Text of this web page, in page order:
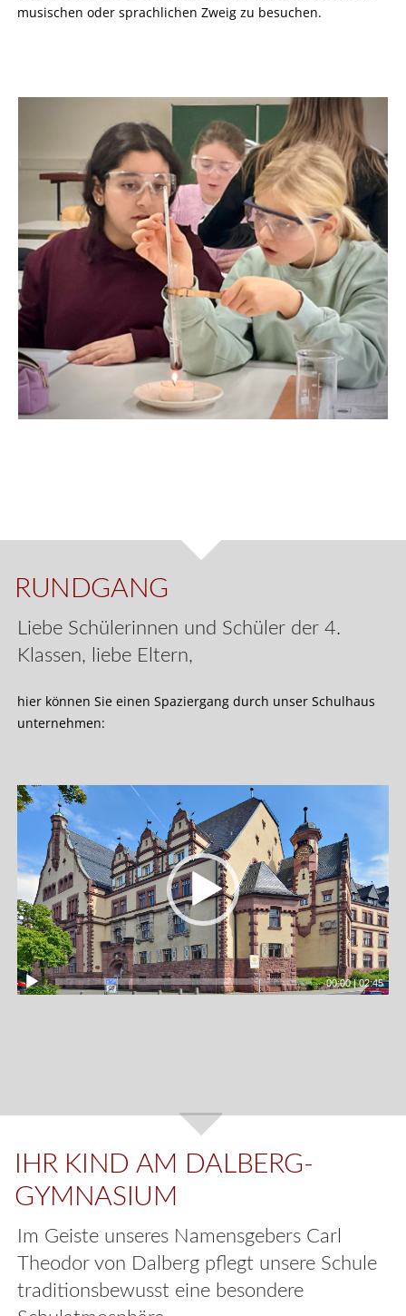
musischen oder sprachlichen Zweig zu besuchen.
RUNDGANG
Liebe Schülerinnen und Schüler der 4.
Klassen, liebe Eltern,
hier können Sie einen Spaziergang durch unser Schulhaus
unternehmen:
00:00|02:45
IHR KIND AM DALBERG-
GYMNASIUM
Im Geiste unseres Namensgebers Carl
Theodor von Dalberg pflegt unsere Schule
traditionsbewusst eine besondere